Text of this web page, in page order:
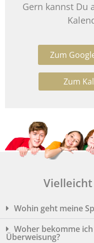
Gern kannst Du
Zum
Zum
Wohin geht meine
Woher bekomme
Überweisung?